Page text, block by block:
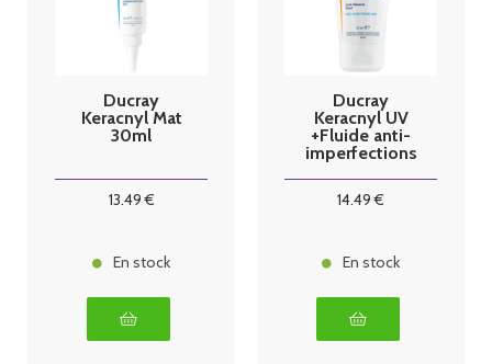
Ducray
Keracnyl Mat
30ml
13.49€
En stock
Ducray
Keracnyl UV
+Fluide anti-
imperfections
14.49 €
En stock